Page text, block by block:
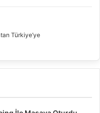
Türkiye’ye